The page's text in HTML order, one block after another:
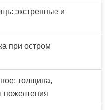
экстренные и
при остром
толщина,
пожелтения